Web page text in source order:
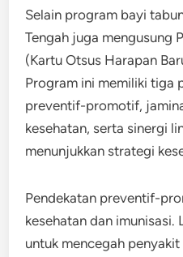
Selain program bayi
Tengah juga mengusung
(Kartu Otsus Harapan
Program ini memiliki tiga
preventif-promotif,
kesehatan, serta sinergi
menunjukkan strategi
Pendekatan preventif-
kesehatan dan imunisasi.
untuk mencegah